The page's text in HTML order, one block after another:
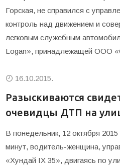
Горская, не справился с
контроль над движением и
легковым служебным
Logan», принадлежащей ООО
16.10.2015.
Разыскиваются
очевидцы ДТП на
В понедельник, 12 октября
минут, водитель-женщина,
«Хундай IX 35», двигаясь по